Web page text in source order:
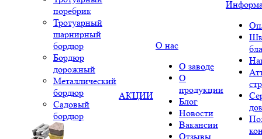
поребрик
Тротуарный
шарнирный
бордюр
Бордюр
дорожный
Металлический
бордюр
Садовый
бордюр
АКЦИИ
О нас
О заводе
О
продукции
Блог
Новости
Вакансии
Отзывы